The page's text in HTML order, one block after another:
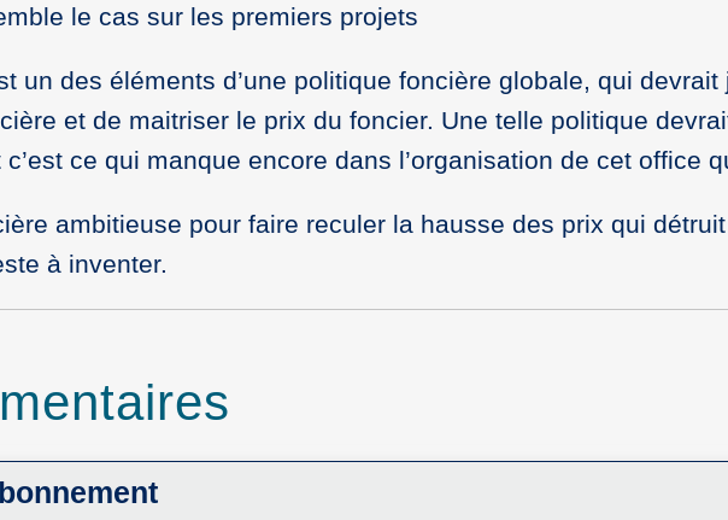
le cas sur les premiers projets
un des éléments d’une politique foncière globale, qui
et de maitriser le prix du foncier. Une telle politique
ce qui manque encore dans l’organisation de cet office
ambitieuse pour faire reculer la hausse des prix qui
à inventer.